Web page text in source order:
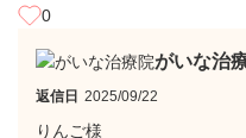
0
がいな治
返信日 2025/09/22
りんご様